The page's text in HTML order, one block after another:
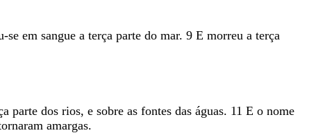
se em sangue a terça parte do mar. 9 E morreu a terça
parte dos rios, e sobre as fontes das águas. 11 E o nome
amargas.